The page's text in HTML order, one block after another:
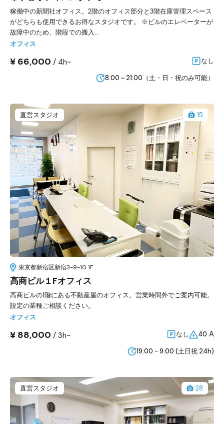
稼働中の新聞社オフィス。2階のオフィス部分と3階在庫管理スペース
がどちらも使用できるお得なスタジオです。 ※ビルのエレベーターが
故障中のため、階段での搬入...
オフィス
¥ 66,000 / 4h~
なし
8:00～21:00（土・日・祝のみ可能）
直営スタジオ 15
東京都新宿区新宿3-9-10 1F
高商ビル１Fオフィス
高商ビルの1階にある不動産屋のオフィス。営業時間外でご案内可能。
設定の業種ご相談ください。
オフィス
¥ 88,000 / 3h~ なし 40 A
19:00 - 9:00 (土日祝 24h)
直営スタジオ 28